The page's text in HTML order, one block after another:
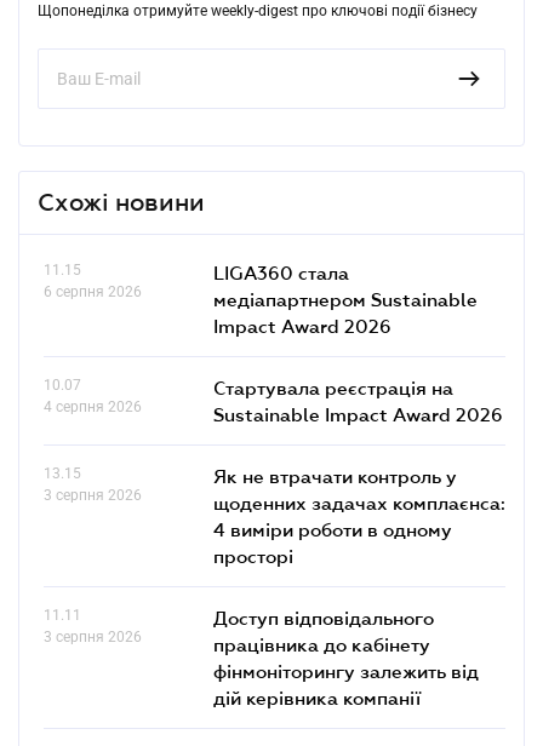
Щопонеділка отримуйте weekly-digest про ключові події бізнесу
Схожі новини
11.15
6 серпня 2026
LIGA360 стала
медіапартнером Sustainable
Impact Award 2026
10.07
4 серпня 2026
Стартувала реєстрація на
Sustainable Impact Award 2026
13.15
3 серпня 2026
Як не втрачати контроль у
щоденних задачах комплаєнса:
4 виміри роботи в одному
просторі
11.11
3 серпня 2026
Доступ відповідального
працівника до кабінету
фінмоніторингу залежить від
дій керівника компанії